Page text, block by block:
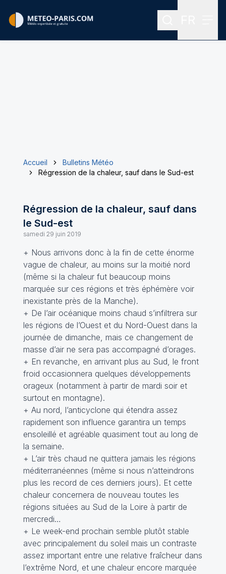
Rechercher
Accueil
Bulletins Météo
Régression de la chaleur, sauf dans le Sud-est
Régression de la chaleur, sauf dans
le Sud-est
samedi 29 juin 2019
+ Nous arrivons donc à la fin de cette énorme
vague de chaleur, au moins sur la moitié nord
(même si la chaleur fut beaucoup moins
marquée sur ces régions et très éphémère voir
inexistante près de la Manche).
+ De l’air océanique moins chaud s’infiltrera sur
les régions de l’Ouest et du Nord-Ouest dans la
journée de dimanche, mais ce changement de
masse d’air ne sera pas accompagné d’orages.
+ En revanche, en arrivant plus au Sud, le front
froid occasionnera quelques développements
orageux (notamment à partir de mardi soir et
surtout en montagne).
+ Au nord, l’anticyclone qui étendra assez
rapidement son influence garantira un temps
ensoleillé et agréable quasiment tout au long de
la semaine.
+ L’air très chaud ne quittera jamais les régions
méditerranéennes (même si nous n’atteindrons
plus les record de ces derniers jours). Et cette
chaleur concernera de nouveau toutes les
régions situées au Sud de la Loire à partir de
mercredi…
+ Le week-end prochain semble plutôt stable
avec principalement du soleil mais un contraste
assez important entre une relative fraîcheur dans
l’extrême Nord, et une chaleur encore marquée